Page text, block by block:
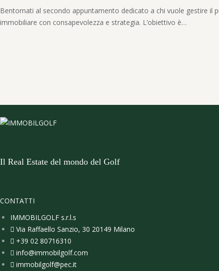
Bentornati al secondo appuntamento dedicato a chi vuole gestire il
immobiliare con consapevolezza e strategia. L’obiettivo è…
Il Real Estate del mondo del Golf
CONTATTI
IMMOBILGOLF s.r.l.s
Via Raffaello Sanzio, 30 20149 Milano
+39 02 80716310
info@immobilgolf.com
immobilgolf@pec.it